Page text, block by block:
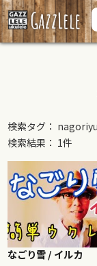
検索タグ：
検索結果： 1件
なごり雪 / イルカ